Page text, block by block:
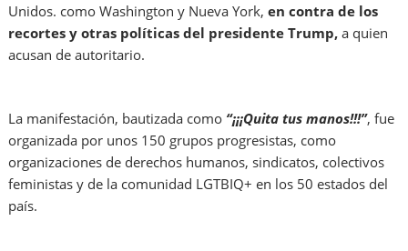
Unidos. como Washington y Nueva York,en contra de los
recortes y otras políticas del presidente Trump,a quien
acusan de autoritario.
La manifestación, bautizada como “¡¡¡Quita tus manos!!!”, fue
organizada por unos 150 grupos progresistas, como
organizaciones de derechos humanos, sindicatos, colectivos
feministas y de la comunidad LGTBIQ+ en los 50 estados del
país.